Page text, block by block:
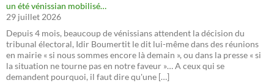
un été vénissian mobilisé…
29 juillet 2026
Depuis 4 mois, beaucoup de vénissians attendent la décision du
tribunal électoral, Idir Boumertit le dit lui-même dans des réunions
en mairie « si nous sommes encore là demain », ou dans la presse « si
la situation ne tourne pas en notre faveur »… A ceux qui se
demandent pourquoi, il faut dire qu'une […]